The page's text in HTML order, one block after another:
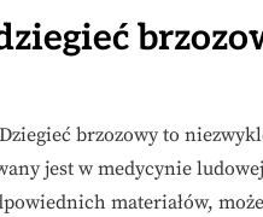
brzozowy to
jest w medycynie
materiałów,